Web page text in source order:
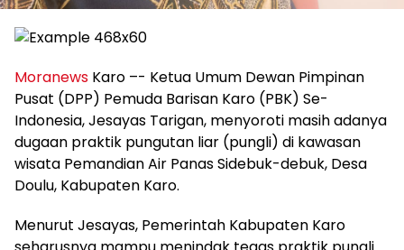
Moranews Karo –- Ketua Umum Dewan Pimpinan
Pusat (DPP) Pemuda Barisan Karo (PBK) Se-
Indonesia, Jesayas Tarigan, menyoroti masih adanya
dugaan praktik pungutan liar (pungli) di kawasan
wisata Pemandian Air Panas Sidebuk-debuk, Desa
Doulu, Kabupaten Karo.
Menurut Jesayas, Pemerintah Kabupaten Karo